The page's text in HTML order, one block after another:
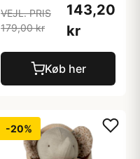
VEJL. PRIS
179,00 kr
143,20
kr
Køb her
-20%